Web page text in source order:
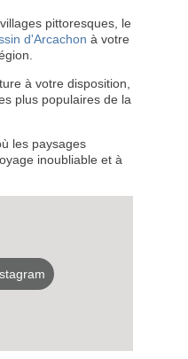
pittoresques, le
d'Arcachon à votre
à votre disposition,
plus populaires de la
les paysages
inoubliable et à